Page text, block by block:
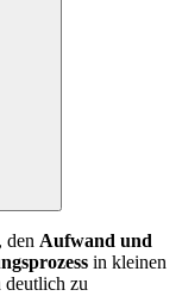
den Aufwand und
in kleinen
zu